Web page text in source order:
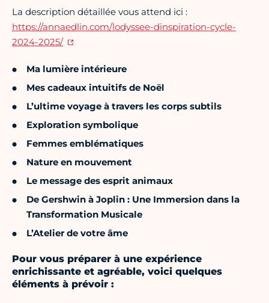
La description détaillée vous attend ici :
https://annaedlin.com/lodyssee-dinspiration-cycle-
2024-2025/
Ma lumière intérieure
Mes cadeaux intuitifs de Noël
L’ultime voyage à travers les corps subtils
Exploration symbolique
Femmes emblématiques
Nature en mouvement
Le message des esprit animaux
De Gershwin à Joplin : Une Immersion dans la
Transformation Musicale
L’Atelier de votre âme
Pour vous préparer à une expérience
enrichissante et agréable, voici quelques
éléments à prévoir :